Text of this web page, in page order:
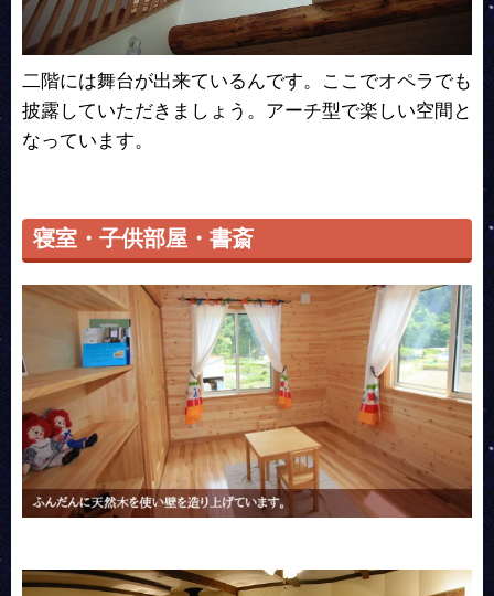
二階には舞台が出来ているんです。ここでオペラでも
披露していただきましょう。アーチ型で楽しい空間と
なっています。
寝室・子供部屋・書斎